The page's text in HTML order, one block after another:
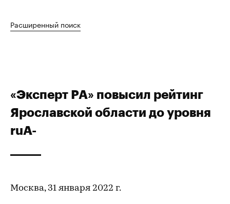
Расширенный поиск
«Эксперт РА» повысил рейтинг
Ярославской области до уровня
ruА-
Москва, 31 января 2022 г.